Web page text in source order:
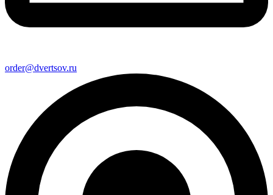
order@dvertsov.ru